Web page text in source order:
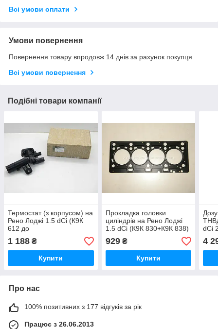
Всі умови оплати
Умови повернення
Повернення товару впродовж 14 днів за рахунок покупця
Всі умови повернення
Подібні товари компанії
Термостат (з корпусом) на
Рено Лоджі 1.5 dCi (К9К
612 до
10.2013+830+838+846+856)
RENAULT (Оригінал)
1 188 ₴
Купити
Прокладка головки
циліндрів на Рено Лоджі
1.5 dCi (К9К 830+К9К 838)
2012->- BGA (Ве) -
CH9528
929₴
Купити
dCi
4
Про нас
100% позитивних з 177 відгуків за рік
Працює з 26.06.2013